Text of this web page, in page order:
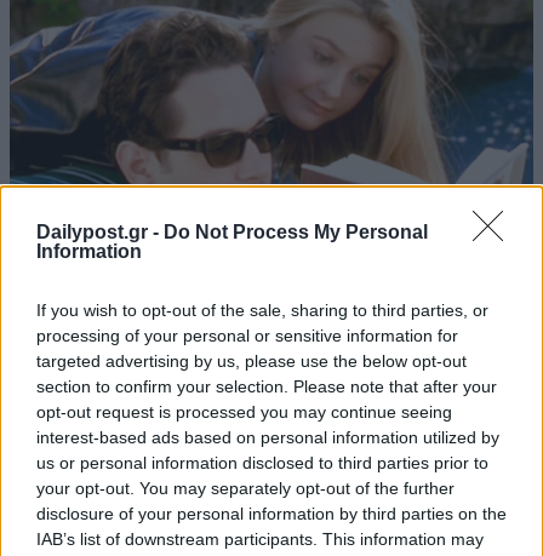
Dailypost.gr - Do Not Process My Personal
Information
If you wish to opt-out of the sale, sharing to third parties, or
processing of your personal or sensitive information for
targeted advertising by us, please use the below opt-out
section to confirm your selection. Please note that after your
opt-out request is processed you may continue seeing
interest-based ads based on personal information utilized by
us or personal information disclosed to third parties prior to
your opt-out. You may separately opt-out of the further
disclosure of your personal information by third parties on the
IAB’s list of downstream participants. This information may